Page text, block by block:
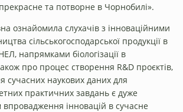
та потворне в Чорнобилі».
ознайомила слухачів з інноваційними
сільськогосподарської продукції в
напрямками біологізації в
про процес створення R&D проєктів,
сучасних наукових даних для
практичних завдань є дуже
інновацій в сучасне